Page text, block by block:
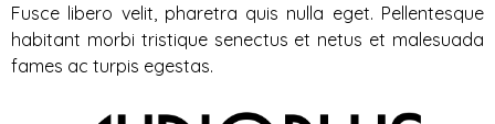
Fusce libero velit, pharetra quis nulla eget. Pellentesque
habitant morbi tristique senectus et netus et malesuada
fames ac turpis egestas.